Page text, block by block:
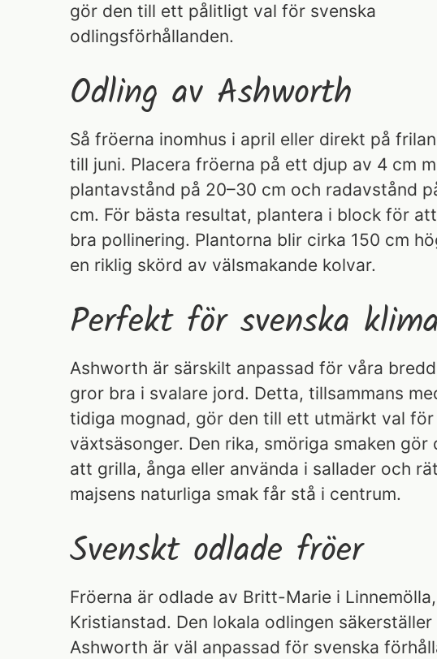
gör den till ett pålitligt val för svenska
odlingsförhållanden.
Odling av Ashworth
Så fröerna inomhus i april eller direkt på
till juni. Placera fröerna på ett djup av 4 cm
plantavstånd på 20–30 cm och radavstånd
cm. För bästa resultat, plantera i block för
bra pollinering. Plantorna blir cirka 150 cm
en riklig skörd av välsmakande kolvar.
Perfekt för svenska
Ashworth är särskilt anpassad för våra
gror bra i svalare jord. Detta, tillsammans
tidiga mognad, gör den till ett utmärkt val
växtsäsonger. Den rika, smöriga smaken gör
att grilla, ånga eller använda i sallader och
majsens naturliga smak får stå i centrum.
Svenskt odlade fröer
Fröerna är odlade av Britt-Marie i Linnemölla,
Kristianstad. Den lokala odlingen
Ashworth är väl anpassad för svenska